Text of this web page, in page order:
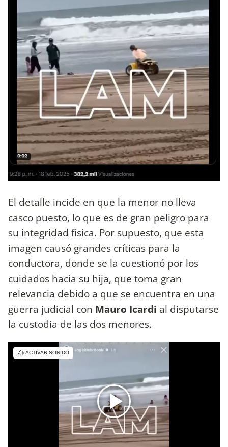
El detalle incide en que la menor no lleva
casco puesto, lo que es de gran peligro para
su integridad física. Por supuesto, que esta
imagen causó grandes críticas para la
conductora, donde se la cuestionó por los
cuidados hacia su hija, que toma gran
relevancia debido a que se encuentra en una
guerra judicial con Mauro Icardi al disputarse
la custodia de las dos menores.